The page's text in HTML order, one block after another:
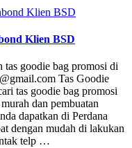
Klien BSD
tas goodie bag promosi di
Tas Goodie
tas goodie bag promosi
dan pembuatan
dapatkan di Perdana
dengan mudah di lakukan
telp …